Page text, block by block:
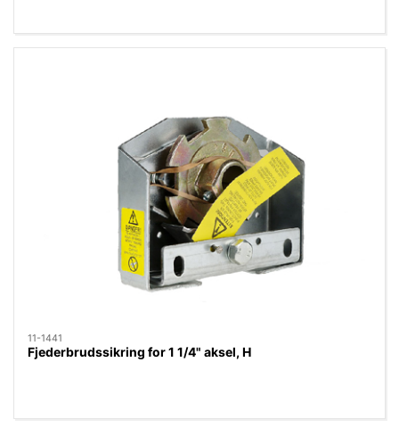
11-1441
Fjederbrudssikring for 1 1/4" aksel, H